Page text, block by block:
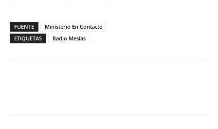
FUENTE
Ministerio En Contacto
ETIQUETAS
Radio Mesías